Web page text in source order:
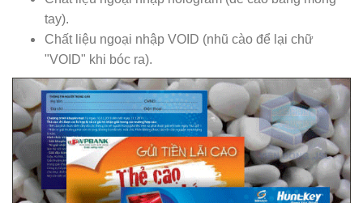
tay).
Chất liệu ngoại nhập VOID (nhũ cào để lại chữ
"VOID" khi bóc ra).